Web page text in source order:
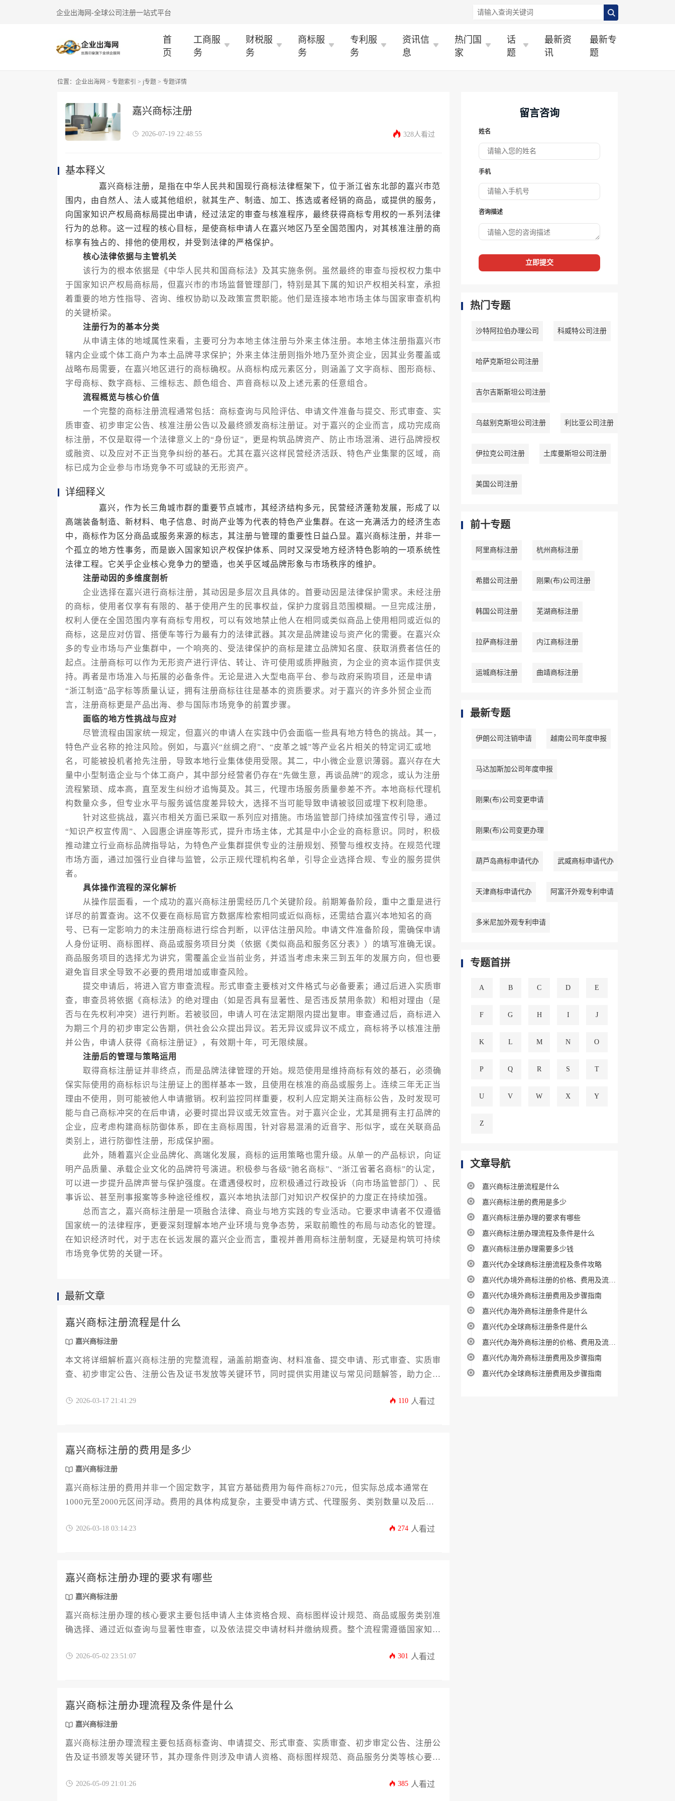
企业出海网-全球公司注册一站式平台
首
页
工商服
务
财税服
务
商标服
务
专利服
务
资讯信
息
热门国
家
话
题
最新资
讯
最新专
题
位置： 企业出海网 > 专题索引 > j专题 > 专题详情
嘉兴商标注册
2026-07-19 22:48:55 328人看过
基本释义
嘉兴商标注册，是指在中华人民共和国现行商标法律框架下，位于浙江省东北部的嘉兴市范
围内，由自然人、法人或其他组织，就其生产、制造、加工、拣选或者经销的商品，或提供的服务，
向国家知识产权局商标局提出申请，经过法定的审查与核准程序，最终获得商标专用权的一系列法律
行为的总称。这一过程的核心目标，是使商标申请人在嘉兴地区乃至全国范围内，对其核准注册的商
标享有独占的、排他的使用权，并受到法律的严格保护。
核心法律依据与主管机关
该行为的根本依据是《中华人民共和国商标法》及其实施条例。虽然最终的审查与授权权力集中
于国家知识产权局商标局，但嘉兴市的市场监督管理部门，特别是其下属的知识产权相关科室，承担
着重要的地方性指导、咨询、维权协助以及政策宣贯职能。他们是连接本地市场主体与国家审查机构
的关键桥梁。
注册行为的基本分类
从申请主体的地域属性来看，主要可分为本地主体注册与外来主体注册。本地主体注册指嘉兴市
辖内企业或个体工商户为本土品牌寻求保护；外来主体注册则指外地乃至外资企业，因其业务覆盖或
战略布局需要，在嘉兴地区进行的商标确权。从商标构成元素区分，则涵盖了文字商标、图形商标、
字母商标、数字商标、三维标志、颜色组合、声音商标以及上述元素的任意组合。
流程概览与核心价值
一个完整的商标注册流程通常包括：商标查询与风险评估、申请文件准备与提交、形式审查、实
质审查、初步审定公告、核准注册公告以及最终颁发商标注册证。对于嘉兴的企业而言，成功完成商
标注册，不仅是取得一个法律意义上的“身份证”，更是构筑品牌资产、防止市场混淆、进行品牌授权
或融资、以及应对不正当竞争纠纷的基石。尤其在嘉兴这样民营经济活跃、特色产业集聚的区域，商
标已成为企业参与市场竞争不可或缺的无形资产。
详细释义
嘉兴，作为长三角城市群的重要节点城市，其经济结构多元，民营经济蓬勃发展，形成了以
高端装备制造、新材料、电子信息、时尚产业等为代表的特色产业集群。在这一充满活力的经济生态
中，商标作为区分商品或服务来源的标志，其注册与管理的重要性日益凸显。嘉兴商标注册，并非一
个孤立的地方性事务，而是嵌入国家知识产权保护体系、同时又深受地方经济特色影响的一项系统性
法律工程。它关乎企业核心竞争力的塑造，也关乎区域品牌形象与市场秩序的维护。
注册动因的多维度剖析
企业选择在嘉兴进行商标注册，其动因是多层次且具体的。首要动因是法律保护需求。未经注册
的商标，使用者仅享有有限的、基于使用产生的民事权益，保护力度弱且范围模糊。一旦完成注册，
权利人便在全国范围内享有商标专用权，可以有效地禁止他人在相同或类似商品上使用相同或近似的
商标，这是应对仿冒、搭便车等行为最有力的法律武器。其次是品牌建设与资产化的需要。在嘉兴众
多的专业市场与产业集群中，一个响亮的、受法律保护的商标是建立品牌知名度、获取消费者信任的
起点。注册商标可以作为无形资产进行评估、转让、许可使用或质押融资，为企业的资本运作提供支
持。再者是市场准入与拓展的必备条件。无论是进入大型电商平台、参与政府采购项目，还是申请
“浙江制造”品字标等质量认证，拥有注册商标往往是基本的资质要求。对于嘉兴的许多外贸企业而
言，注册商标更是产品出海、参与国际市场竞争的前置步骤。
面临的地方性挑战与应对
尽管流程由国家统一规定，但嘉兴的申请人在实践中仍会面临一些具有地方特色的挑战。其一，
特色产业名称的抢注风险。例如，与嘉兴“丝绸之府”、“皮革之城”等产业名片相关的特定词汇或地
名，可能被投机者抢先注册，导致本地行业集体使用受限。其二，中小微企业意识薄弱。嘉兴存在大
量中小型制造企业与个体工商户，其中部分经营者仍存在“先做生意，再谈品牌”的观念，或认为注册
流程繁琐、成本高，直至发生纠纷才追悔莫及。其三，代理市场服务质量参差不齐。本地商标代理机
构数量众多，但专业水平与服务诚信度差异较大，选择不当可能导致申请被驳回或埋下权利隐患。
针对这些挑战，嘉兴市相关方面已采取一系列应对措施。市场监管部门持续加强宣传引导，通过
“知识产权宣传周”、入园惠企讲座等形式，提升市场主体，尤其是中小企业的商标意识。同时，积极
推动建立行业商标品牌指导站，为特色产业集群提供专业的注册规划、预警与维权支持。在规范代理
市场方面，通过加强行业自律与监管，公示正规代理机构名单，引导企业选择合规、专业的服务提供
者。
具体操作流程的深化解析
从操作层面看，一个成功的嘉兴商标注册需经历几个关键阶段。前期筹备阶段，重中之重是进行
详尽的前置查询。这不仅要在商标局官方数据库检索相同或近似商标，还需结合嘉兴本地知名的商
号、已有一定影响力的未注册商标进行综合判断，以评估注册风险。申请文件准备阶段，需确保申请
人身份证明、商标图样、商品或服务项目分类（依据《类似商品和服务区分表》）的填写准确无误。
商品服务项目的选择尤为讲究，需覆盖企业当前业务，并适当考虑未来三到五年的发展方向，但也要
避免盲目求全导致不必要的费用增加或审查风险。
提交申请后，将进入官方审查流程。形式审查主要核对文件格式与必备要素；通过后进入实质审
查，审查员将依据《商标法》的绝对理由（如是否具有显著性、是否违反禁用条款）和相对理由（是
否与在先权利冲突）进行判断。若被驳回，申请人可在法定期限内提出复审。审查通过后，商标进入
为期三个月的初步审定公告期，供社会公众提出异议。若无异议或异议不成立，商标将予以核准注册
并公告，申请人获得《商标注册证》，有效期十年，可无限续展。
注册后的管理与策略运用
取得商标注册证并非终点，而是品牌法律管理的开始。规范使用是维持商标有效的基石，必须确
保实际使用的商标标识与注册证上的图样基本一致，且使用在核准的商品或服务上。连续三年无正当
理由不使用，则可能被他人申请撤销。权利监控同样重要，权利人应定期关注商标公告，及时发现可
能与自己商标冲突的在后申请，必要时提出异议或无效宣告。对于嘉兴企业，尤其是拥有主打品牌的
企业，应考虑构建商标防御体系，即在主商标周围，针对容易混淆的近音字、形似字，或在关联商品
类别上，进行防御性注册，形成保护圈。
此外，随着嘉兴企业品牌化、高端化发展，商标的运用策略也需升级。从单一的产品标识，向证
明产品质量、承载企业文化的品牌符号演进。积极参与各级“驰名商标”、“浙江省著名商标”的认定，
可以进一步提升品牌声誉与保护强度。在遭遇侵权时，应积极通过行政投诉（向市场监管部门）、民
事诉讼、甚至刑事报案等多种途径维权，嘉兴本地执法部门对知识产权保护的力度正在持续加强。
总而言之，嘉兴商标注册是一项融合法律、商业与地方实践的专业活动。它要求申请者不仅遵循
国家统一的法律程序，更要深刻理解本地产业环境与竞争态势，采取前瞻性的布局与动态化的管理。
在知识经济时代，对于志在长远发展的嘉兴企业而言，重视并善用商标注册制度，无疑是构筑可持续
市场竞争优势的关键一环。
最新文章
嘉兴商标注册流程是什么
嘉兴商标注册
本文将详细解析嘉兴商标注册的完整流程，涵盖前期查询、材料准备、提交申请、形式审查、实质审
查、初步审定公告、注册公告及证书发放等关键环节，同时提供实用建议与常见问题解答，助力企业
2026-03-17 21:41:29 110 人看过
嘉兴商标注册的费用是多少
嘉兴商标注册
嘉兴商标注册的费用并非一个固定数字，其官方基础费用为每件商标270元，但实际总成本通常在
1000元至2000元区间浮动。费用的具体构成复杂，主要受申请方式、代理服务、类别数量以及后期
获取商标权并控制预算的关键。
2026-03-18 03:14:23 274 人看过
嘉兴商标注册办理的要求有哪些
嘉兴商标注册
嘉兴商标注册办理的核心要求主要包括申请人主体资格合规、商标图样设计规范、商品或服务类别准
确选择、通过近似查询与显著性审查，以及依法提交申请材料并缴纳规费。整个流程需遵循国家知识
2026-05-02 23:51:07 301 人看过
嘉兴商标注册办理流程及条件是什么
嘉兴商标注册
嘉兴商标注册办理流程主要包括商标查询、申请提交、形式审查、实质审查、初步审定公告、注册公
告及证书颁发等关键环节，其办理条件则涉及申请人资格、商标图样规范、商品服务分类等核心要
护的第一步。
2026-05-09 21:01:26 385 人看过
留言咨询
姓名
手机
咨询描述
立即提交
热门专题
沙特阿拉伯办理公司 科威特公司注册
哈萨克斯坦公司注册
吉尔吉斯斯坦公司注册
乌兹别克斯坦公司注册 利比亚公司注册
伊拉克公司注册 土库曼斯坦公司注册
美国公司注册
前十专题
阿里商标注册 杭州商标注册
希腊公司注册 刚果(布)公司注册
韩国公司注册 芜湖商标注册
拉萨商标注册 内江商标注册
运城商标注册 曲靖商标注册
最新专题
伊朗公司注销申请 越南公司年度申报
马达加斯加公司年度申报
刚果(布)公司变更申请
刚果(布)公司变更办理
葫芦岛商标申请代办 武威商标申请代办
天津商标申请代办 阿富汗外观专利申请
多米尼加外观专利申请
专题首拼
A B C D E
F G H I J
K L M N O
P Q R S T
U V W X Y
Z
文章导航
嘉兴商标注册流程是什么
嘉兴商标注册的费用是多少
嘉兴商标注册办理的要求有哪些
嘉兴商标注册办理流程及条件是什么
嘉兴商标注册办理需要多少钱
嘉兴代办全球商标注册流程及条件攻略
嘉兴代办境外商标注册的价格、费用及流程攻略
嘉兴代办境外商标注册费用及步骤指南
嘉兴代办海外商标注册条件是什么
嘉兴代办全球商标注册条件是什么
嘉兴代办海外商标注册的价格、费用及流程攻略
嘉兴代办海外商标注册费用及步骤指南
嘉兴代办全球商标注册费用及步骤指南